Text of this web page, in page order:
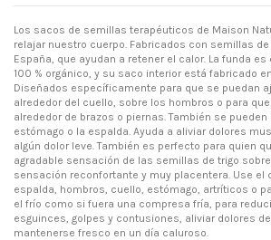
Los sacos de semillas terapéuticos de Maison
relajar nuestro cuerpo. Fabricados con semillas
España, que ayudan a retener el calor. La funda es
100 % orgánico, y su saco interior está fabricado
Diseñados específicamente para que se puedan
alrededor del cuello, sobre los hombros o para
alrededor de brazos o piernas. También se
estómago o la espalda. Ayuda a aliviar dolores
algún dolor leve. También es perfecto para quien
agradable sensación de las semillas de trigo
sensación reconfortante y muy placentera. Use el
espalda, hombros, cuello, estómago, artríticos o
el frío como si fuera una compresa fría, para
esguinces, golpes y contusiones, aliviar dolores
mantenerse fresco en un día caluroso.